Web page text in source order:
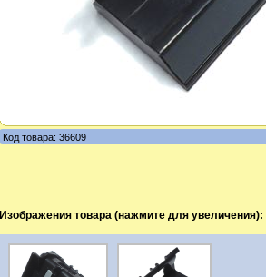
Код товара: 36609
Изображения товара (нажмите для увеличения):